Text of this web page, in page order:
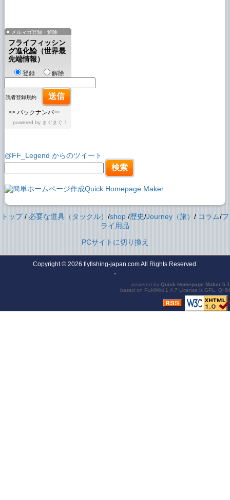
メルマガ登録・解除
フライフィッシン
グ進化論（世界最
先端情報）
登録 解除
読者登録規約
>> バックナンバー
powered by まぐまぐ！
@FF_Legend からのツイート
トップ/ 必要な道具（タックル） /shop /歴史/Journey（旅） / コラム/フ
ライ用品
PCサイトに切り換え
Copyright © 2026 flyfishing-japan.comAll Rights Reserved.
，
powered by Quick Homepage Maker 5.1
based on PukiWiki 1.4.7 License is GPL QHM